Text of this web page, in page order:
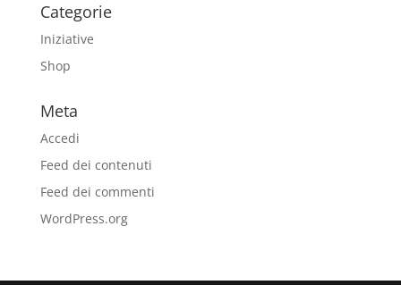
Categorie
Iniziative
Shop
Meta
Accedi
Feed dei contenuti
Feed dei commenti
WordPress.org